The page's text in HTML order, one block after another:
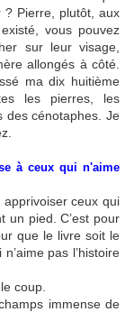
? Pierre, plutôt, aux
vous pouvez
sur leur visage,
allongés à côté.
ma dix huitième
les pierres, les
des cénotaphes. Je
à ceux qui n'aime
apprivoiser ceux qui
un pied. C’est pour
que le livre soit le
pas l’histoire
coup.
immense de